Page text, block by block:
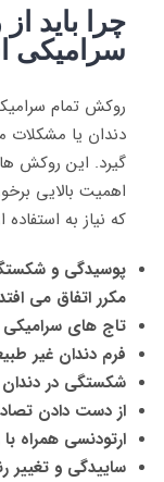
چرا باید
سرامیکی
روکش تمام
دندان یا مشکلات
گیرد. این روکش
اهمیت بالایی
که نیاز به
پوسیدگی و
مکرر اتفاق می
تاج های سرامیکی
فرم دندان غیر
شکستگی در
از دست دادن
ارتودنسی همراه
ساییدگی و تغییر